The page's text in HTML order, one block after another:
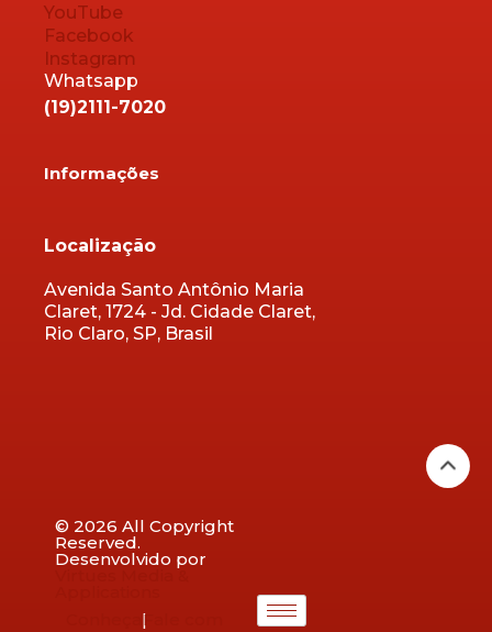
YouTube
Facebook
Instagram
Whatsapp
(19)2111-7020
Informações
Localização
Avenida Santo Antônio Maria
Claret, 1724 - Jd. Cidade Claret,
Rio Claro, SP, Brasil
© 2026 All Copyright
Reserved.
Desenvolvido por
Virtues Media &
|Fale com